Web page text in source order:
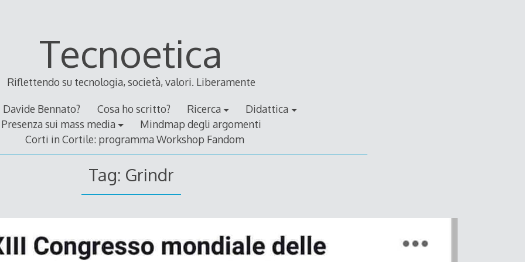
Tecnoetica
Riflettendo su tecnologia, società, valori. Liberamente
Davide Bennato? Cosa ho scritto? Ricerca
Didattica
Presenza sui mass media
Mindmap degli argomenti
Corti in Cortile: programma Workshop Fandom
Tag: Grindr